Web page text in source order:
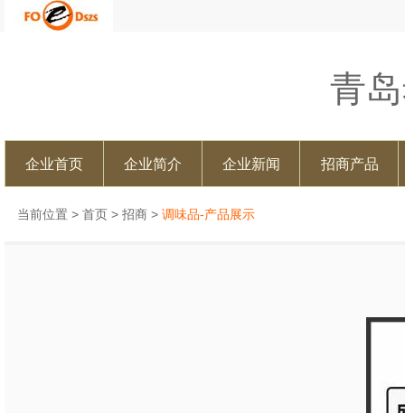
青
企业首页 企业简介 企业新闻 招商产品
当前位置 > 首页 > 招商 > 调味品-产品展示